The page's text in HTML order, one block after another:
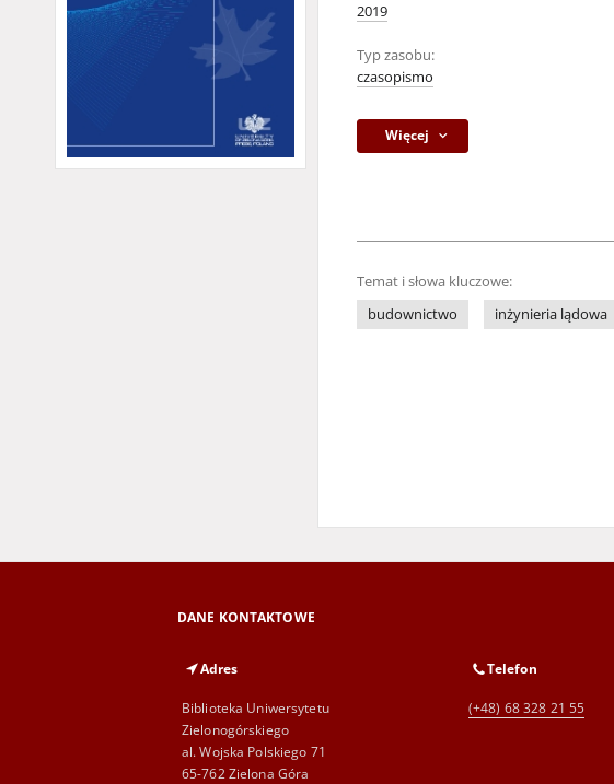
2019
Typ zasobu:
czasopismo
Więcej
Temat i słowa kluczowe:
budownictwo
inżynieria lądowa
DANE KONTAKTOWE
Adres
Biblioteka Uniwersytetu
Zielonogórskiego
al. Wojska Polskiego 71
65-762 Zielona Góra
Telefon
(+48) 68 328 21 55